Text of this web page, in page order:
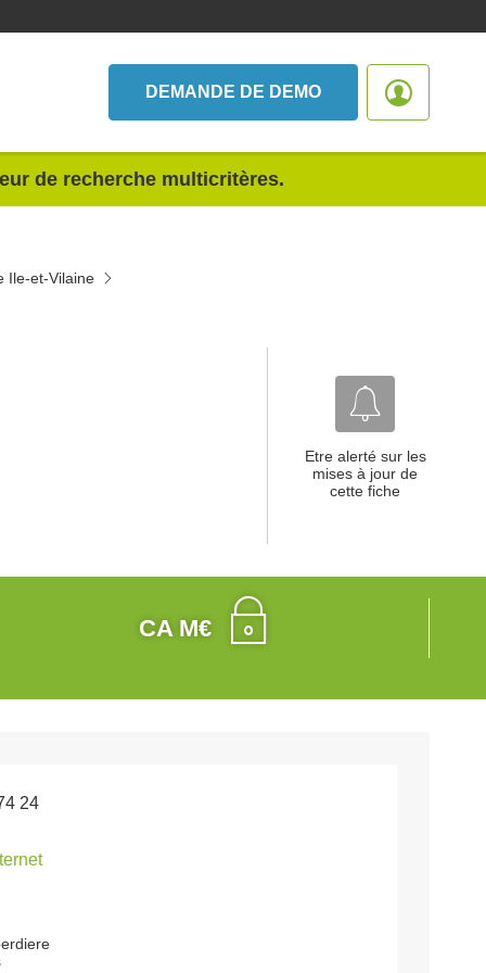
DEMANDE DE DEMO
de recherche multicritères.
Ile-et-Vilaine
Etre alerté sur les
mises à jour de
cette fiche
CA M€
24